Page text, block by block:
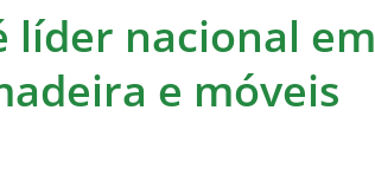
líder nacional em
e móveis